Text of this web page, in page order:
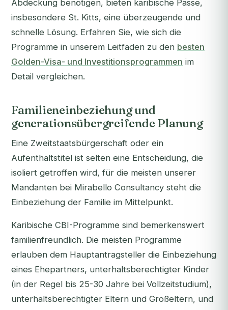
Abdeckung benötigen, bieten karibische Pässe,
insbesondere St. Kitts, eine überzeugende und
schnelle Lösung. Erfahren Sie, wie sich die
Programme in unserem Leitfaden zu den besten
Golden-Visa- und Investitionsprogrammen im
Detail vergleichen.
Familieneinbeziehung und
generationsübergreifende Planung
Eine Zweitstaatsbürgerschaft oder ein
Aufenthaltstitel ist selten eine Entscheidung, die
isoliert getroffen wird, für die meisten unserer
Mandanten bei Mirabello Consultancy steht die
Einbeziehung der Familie im Mittelpunkt.
Karibische CBI-Programme sind bemerkenswert
familienfreundlich. Die meisten Programme
erlauben dem Hauptantragsteller die Einbeziehung
eines Ehepartners, unterhaltsberechtigter Kinder
(in der Regel bis 25-30 Jahre bei Vollzeitstudium),
unterhaltsberechtigter Eltern und Großeltern, und